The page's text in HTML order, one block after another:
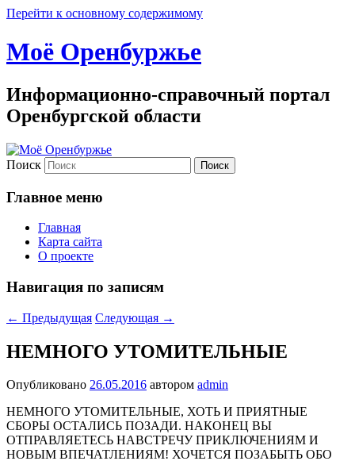
Перейти к основному содержимому
Моё Оренбуржье
Информационно-справочный портал
Оренбургской области
Поиск
Главное меню
Главная
Карта сайта
О проекте
Навигация по записям
← Предыдущая Следующая →
НЕМНОГО УТОМИТЕЛЬНЫЕ
Опубликовано 26.05.2016 автором admin
НЕМНОГО УТОМИТЕЛЬНЫЕ, ХОТЬ И ПРИЯТНЫЕ
СБОРЫ ОСТАЛИСЬ ПОЗАДИ. НАКОНЕЦ ВЫ
ОТПРАВЛЯЕТЕСЬ НА­ВСТРЕЧУ ПРИКЛЮЧЕНИЯМ И
НОВЫМ ВПЕЧАТЛЕНИЯМ! ХОЧЕТСЯ ПОЗАБЫТЬ ОБО